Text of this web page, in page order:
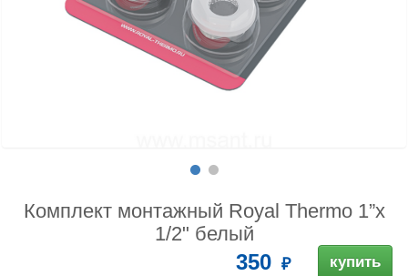
Комплект монтажный Royal Thermo 1”х
1/2" белый
350 купить